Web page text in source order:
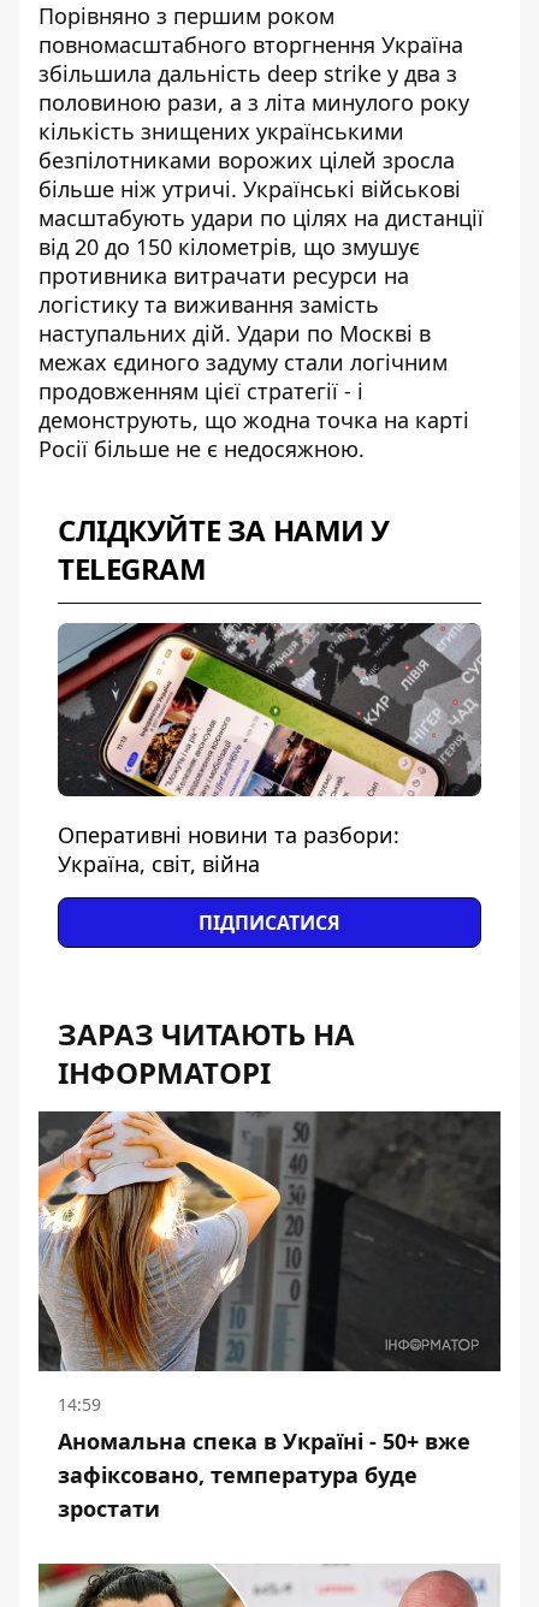
Порівняно з першим роком
повномасштабного вторгнення Україна
збільшила дальність deep strike у два з
половиною рази, а з літа минулого року
кількість знищених українськими
безпілотниками ворожих цілей зросла
більше ніж утричі. Українські військові
масштабують удари по цілях на дистанції
від 20 до 150 кілометрів, що змушує
противника витрачати ресурси на
логістику та виживання замість
наступальних дій. Удари по Москві в
межах єдиного задуму стали логічним
продовженням цієї стратегії - і
демонструють, що жодна точка на карті
Росії більше не є недосяжною.
СЛІДКУЙТЕ ЗА НАМИ У
TELEGRAM
Оперативні новини та разбори:
Україна, світ, війна
ПІДПИСАТИСЯ
ЗАРАЗ ЧИТАЮТЬ НА
ІНФОРМАТОРІ
14:59
Аномальна спека в Україні - 50+ вже
зафіксовано, температура буде
зростати